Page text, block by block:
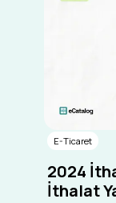
E-Ticaret
2024
İthalat